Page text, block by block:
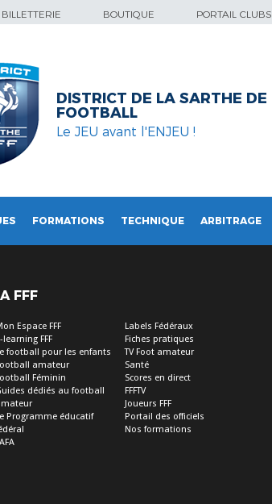
BILLETTERIE BOUTIQUE PORTAIL CLUBS
DISTRICT DE LA SARTHE DE
FOOTBALL
Le JEU avant l'ENJEU !
FORMATIONS TECHNIQUE ARBITRAGE
FFF
Espace FFF
learning FFF
football pour les enfants
amateur
Féminin
dédiés au football
Programme éducatif
Labels Fédéraux
Fiches pratiques
TV Foot amateur
Santé
Scores en direct
FFFTV
Joueurs FFF
Portail des officiels
Nos formations